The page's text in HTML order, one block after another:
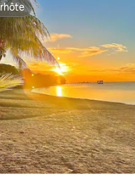
5 sur 5, 29 commentaires